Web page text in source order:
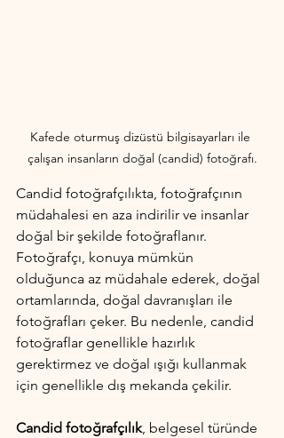
Kafede oturmuş dizüstü bilgisayarları ile
çalışan insanların doğal (candid) fotoğrafı.
Candid fotoğrafçılıkta, fotoğrafçının
müdahalesi en aza indirilir ve insanlar
doğal bir şekilde fotoğraflanır.
Fotoğrafçı, konuya mümkün
olduğunca az müdahale ederek, doğal
ortamlarında, doğal davranışları ile
fotoğrafları çeker. Bu nedenle, candid
fotoğraflar genellikle hazırlık
gerektirmez ve doğal ışığı kullanmak
için genellikle dış mekanda çekilir.
Candid fotoğrafçılık, belgesel türünde